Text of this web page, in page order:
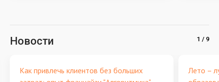
Новости
Как привлечь клиентов без больших
Лето –